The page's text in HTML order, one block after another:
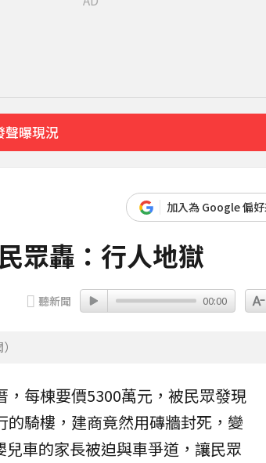
聲曝現況
感情詐騙
鐘前
加入為 Google 偏
眾轟：行人地獄
聽新聞 00:00
每棟要價5300萬元，被民眾發現
的騎樓 ， 建商竟然用磚牆封死，變
車的家長被迫與車爭道，讓民眾